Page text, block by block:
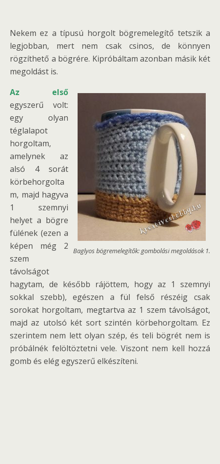
Nekem ez a típusú horgolt bögremelegítő tetszik a
legjobban, mert nem csak csinos, de könnyen
rögzíthető a bögrére. Kipróbáltam azonban másik két
megoldást is.
Baglyos bögremelegítők: gombolási megoldások 1.
Az első
egyszerű volt:
egy olyan
téglalapot
horgoltam,
amelynek az
alsó 4 sorát
körbehorgolta
m, majd hagyva
1 szemnyi
helyet a bögre
fülének (ezen a
képen még 2
szem
távolságot
hagytam, de később rájöttem, hogy az 1 szemnyi
sokkal szebb), egészen a fül felső részéig csak
sorokat horgoltam, megtartva az 1 szem távolságot,
majd az utolsó két sort szintén körbehorgoltam. Ez
szerintem nem lett olyan szép, és teli bögrét nem is
próbálnék felöltöztetni vele. Viszont nem kell hozzá
gomb és elég egyszerű elkészíteni.